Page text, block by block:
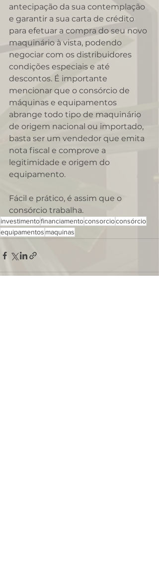
antecipação da sua contemplação
e garantir a sua carta de crédito
para efetuar a compra do seu novo
maquinário à vista, podendo
negociar com os distribuidores
condições especiais e até
descontos. É importante
mencionar que o consórcio de
máquinas e equipamentos
abrange todo tipo de maquinário
de origem nacional ou importado,
basta ser um vendedor que emita
nota fiscal e comprove a
legitimidade e origem do
equipamento.
Fácil e prático, é assim que o
consórcio trabalha.
investimentofinanciamentoconsorcioconsórcio
equipamentos maquinas